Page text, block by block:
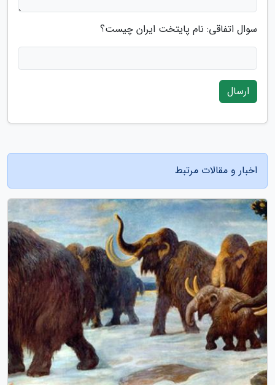
سوال اتفاقی: نام پایتخت ایران چیست؟
ارسال
اخبار و مقالات مرتبط